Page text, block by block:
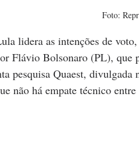
Foto:
lidera as intenções de
Flávio Bolsonaro (PL), que
pesquisa Quaest,
não há empate técnico